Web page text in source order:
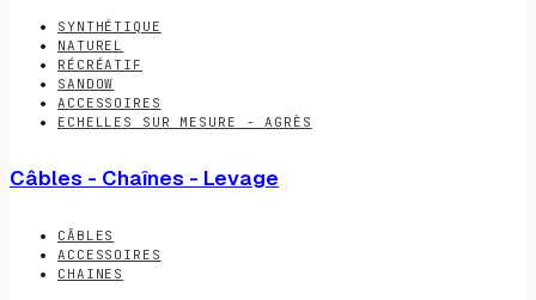
SYNTHÉTIQUE
NATUREL
RÉCRÉATIF
SANDOW
ACCESSOIRES
ECHELLES SUR MESURE - AGRÈS
Câbles - Chaînes - Levage
CÂBLES
ACCESSOIRES
CHAINES